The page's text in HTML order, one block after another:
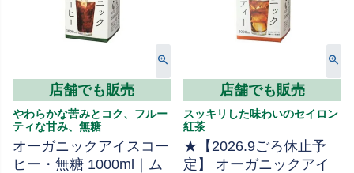
店舗でも販売
やわらかな苦みとコク、フルー
ティな甘み、無糖
オーガニックアイスコー
ヒー・無糖 1000ml｜ム
店舗でも販売
スッキリした味わいのセイロン
紅茶
★【2026.9ごろ休止予
定】 オーガニックアイ